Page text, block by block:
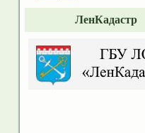
ЛенКадастр